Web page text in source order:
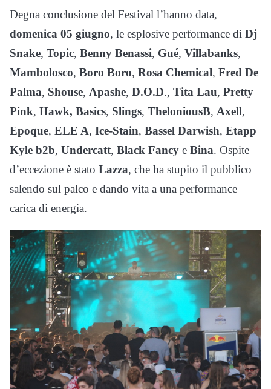
Degna conclusione del Festival l’hanno data,
domenica 05 giugno, le esplosive performance di Dj
Snake, Topic, Benny Benassi, Gué, Villabanks,
Mambolosco, Boro Boro, Rosa Chemical, Fred De
Palma, Shouse, Apashe, D.O.D., Tita Lau, Pretty
Pink, Hawk, Basics, Slings, TheloniousB, Axell,
Epoque, ELE A, Ice-Stain, Bassel Darwish, Etapp
Kyle b2b, Undercatt, Black Fancy e Bina. Ospite
d’eccezione è stato Lazza, che ha stupito il pubblico
salendo sul palco e dando vita a una performance
carica di energia.